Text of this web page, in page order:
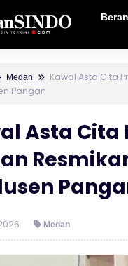
Medan
Kawal Asta Cita
Pangan
Asta Cita
Medan